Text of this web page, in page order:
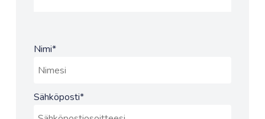
Nimi*
Sähköposti*